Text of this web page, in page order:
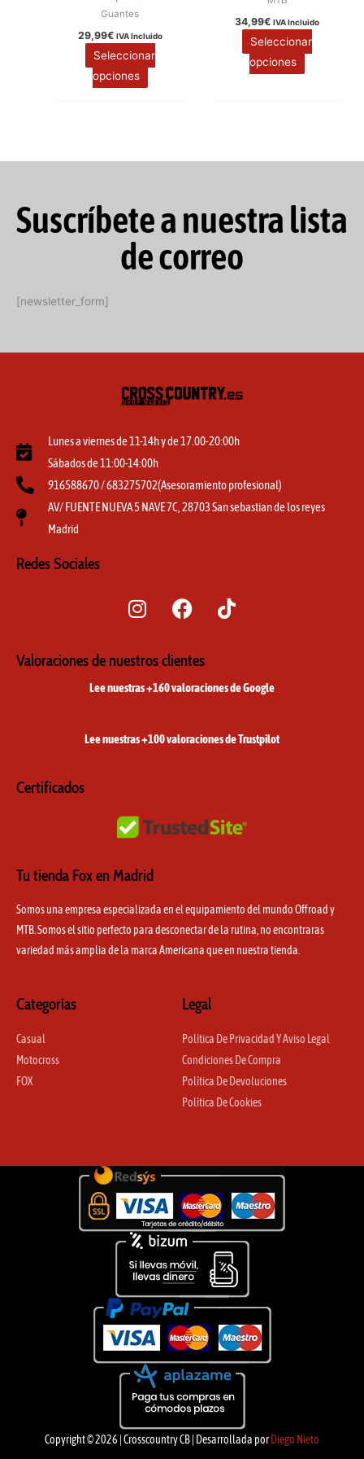
Guantes
29,99€ IVA Incluido
Seleccionar
opciones
34,99€ IVA Incluido
Seleccionar
opciones
Suscríbete a nuestra lista
de correo
[newsletter_form]
Lunes a viernes de 11-14h y de 17.00-20:00h
Sábados de 11:00-14:00h
916588670 / 683275702(Asesoramiento profesional)
AV/ FUENTE NUEVA 5 NAVE 7C, 28703 San sebastian de los reyes
Madrid
Redes Sociales
I
n
t
g
a
F
a
e
b
o
k
T
i
o
k
Valoraciones de nuestros clientes
Lee nuestras +160 valoraciones de Google
Lee nuestras +100 valoraciones de Trustpilot
Certificados
Tu tienda Fox en Madrid
Somos una empresa especializada en el equipamiento del mundo Offroad y
MTB. Somos el sitio perfecto para desconectar de la rutina, no encontraras
variedad más amplia de la marca Americana que en nuestra tienda.
Categorías
Casual
Motocross
FOX
Legal
Política De Privacidad Y Aviso Legal
Condiciones De Compra
Política De Devoluciones
Política De Cookies
Copyright © 2026 | Crosscountry CB | Desarrollada porDiego Nieto